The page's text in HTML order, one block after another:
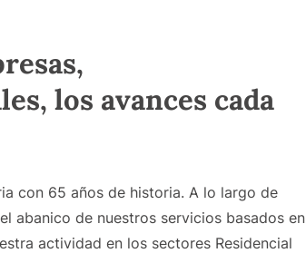
los avances cada
con 65 años de historia. A lo largo de
abanico de nuestros servicios basados en
actividad en los sectores Residencial